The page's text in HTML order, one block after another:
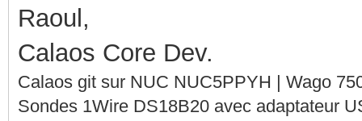
Raoul,
Calaos Core Dev.
Calaos git sur NUC NUC5PPYH | Wago
Sondes 1Wire DS18B20 avec adaptateur